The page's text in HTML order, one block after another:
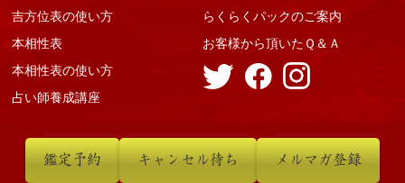
吉方位表の使い方
本相性表
本相性表の使い方
占い師養成講座
らくらくパックのご案内
お客様から頂いたＱ＆Ａ
© 村野鑑定事務所（九星気学占い）
鑑定予約 キャンセル待ち メルマガ登録